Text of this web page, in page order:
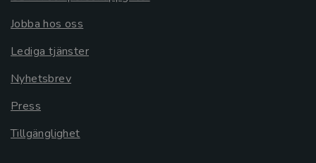
Jobba hos oss
Lediga tjänster
Nyhetsbrev
Press
Tillgänglighet